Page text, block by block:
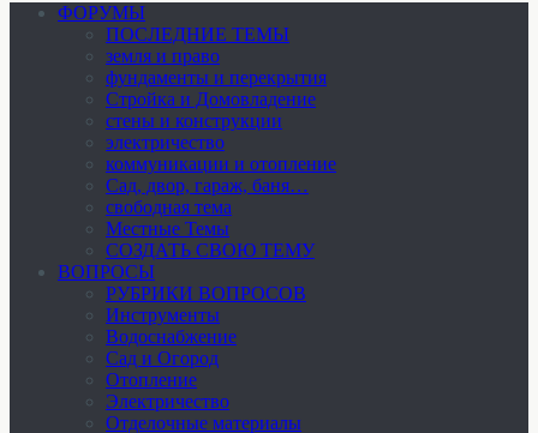
ФОРУМЫ
ПОСЛЕДНИЕ ТЕМЫ
земля и право
фундаменты и перекрытия
Стройка и Домовладение
стены и конструкции
электричество
коммуникации и отопление
Cад, двор, гараж, баня…
свободная тема
Местные Темы
СОЗДАТЬ СВОЮ ТЕМУ
ВОПРОСЫ
РУБРИКИ ВОПРОСОВ
Инструменты
Водоснабжение
Сад и Огород
Отопление
Электричество
Отделочные материалы